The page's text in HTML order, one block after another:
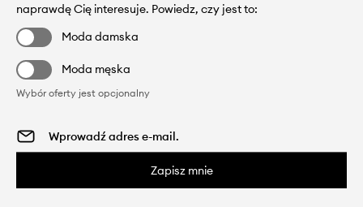
naprawdę Cię interesuje. Powiedz, czy jest to:
Moda damska
Moda męska
Wybór oferty jest opcjonalny
Zapisz mnie